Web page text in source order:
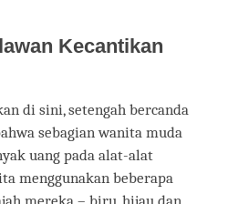
Kecantikan
di sini, setengah bercanda
sebagian wanita muda
uang pada alat-alat
menggunakan beberapa
mereka – biru, hijau dan